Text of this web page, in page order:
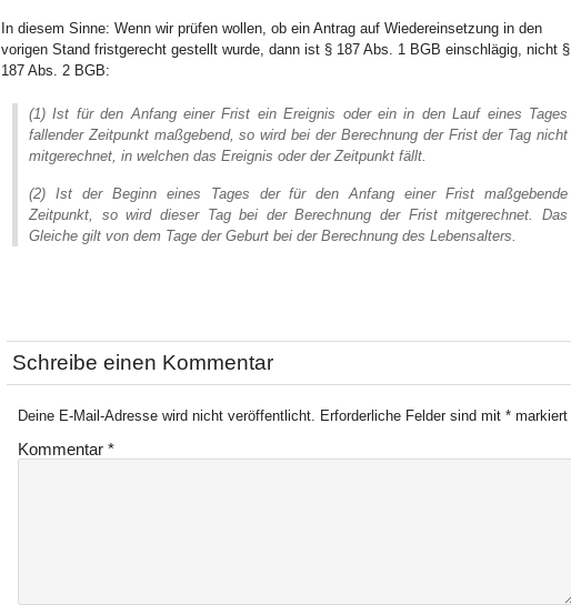
In diesem Sinne: Wenn wir prüfen wollen, ob ein Antrag auf Wiedereinsetzung in den
vorigen Stand fristgerecht gestellt wurde, dann ist § 187 Abs. 1 BGB einschlägig, nicht §
187 Abs. 2 BGB:
(1) Ist für den Anfang einer Frist ein Ereignis oder ein in den Lauf eines Tages
fallender Zeitpunkt maßgebend, so wird bei der Berechnung der Frist der Tag nicht
mitgerechnet, in welchen das Ereignis oder der Zeitpunkt fällt.
(2) Ist der Beginn eines Tages der für den Anfang einer Frist maßgebende
Zeitpunkt, so wird dieser Tag bei der Berechnung der Frist mitgerechnet. Das
Gleiche gilt von dem Tage der Geburt bei der Berechnung des Lebensalters.
Schreibe einen Kommentar
Deine E-Mail-Adresse wird nicht veröffentlicht. Erforderliche Felder sind mit * markiert
Kommentar *